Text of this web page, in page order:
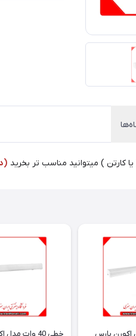
کارتن ) میتوانید مناسب تر بخرید